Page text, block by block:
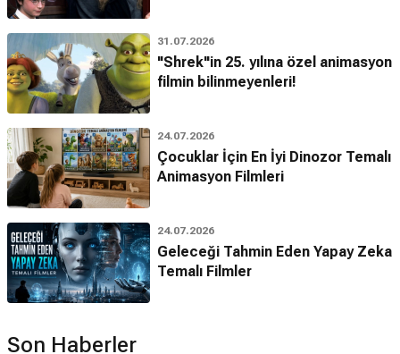
31.07.2026
"Shrek"in 25. yılına özel animasyon
filmin bilinmeyenleri!
24.07.2026
Çocuklar İçin En İyi Dinozor Temalı
Animasyon Filmleri
24.07.2026
Geleceği Tahmin Eden Yapay Zeka
Temalı Filmler
Son Haberler